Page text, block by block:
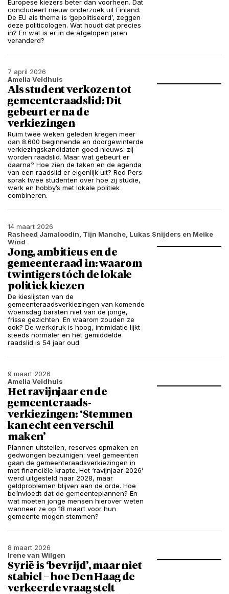
Europese kiezers beter dan voorheen. Dat
concludeert nieuw onderzoek uit Finland.
De EU als thema is ‘gepolitiseerd’, zeggen
deze politicologen. Wat houdt dat precies
in? En wat is er in de afgelopen jaren
veranderd?
7 april 2026
Amelia Veldhuis
Als student verkozen tot
gemeenteraadslid: Dit
gebeurt er na de
verkiezingen
Ruim twee weken geleden kregen meer
dan 8.600 beginnende en doorgewinterde
verkiezingskandidaten goed nieuws: zij
worden raadslid. Maar wat gebeurt er
daarna? Hoe zien de taken en de agenda
van een raadslid er eigenlijk uit? Red Pers
sprak twee studenten over hoe zij studie,
werk en hobby’s met lokale politiek
combineren.
14 maart 2026
Rasheed Jamaloodin, Tijn Manche, Lukas Snijders en Meike
Wind
Jong, ambitieus en de
gemeenteraad in: waarom
twintigers tóch de lokale
politiek kiezen
De kieslijsten van de
gemeenteraadsverkiezingen van komende
woensdag barsten niet van de jonge,
frisse gezichten. En waarom zouden ze
ook? De werkdruk is hoog, intimidatie lijkt
steeds normaler en het gemiddelde
raadslid is 54 jaar oud.
9 maart 2026
Amelia Veldhuis
Het ravijnjaar en de
gemeenteraads­
verkiezingen: ‘Stemmen
kan echt een verschil
maken’
Plannen uitstellen, reserves opmaken en
gedwongen bezuinigen: veel gemeenten
gaan de gemeenteraadsverkiezingen in
met financiële krapte. Het ‘ravijnjaar 2026’
werd uitgesteld naar 2028, maar
geldproblemen blijven aan de orde. Hoe
beïnvloedt dat de gemeenteplannen? En
wat moeten jonge mensen hierover weten
wanneer ze op 18 maart voor hun
gemeente mogen stemmen?
8 maart 2026
Irene van Wilgen
Syrië is ‘bevrijd’, maar niet
stabiel – hoe Den Haag de
verkeerde vraag stelt